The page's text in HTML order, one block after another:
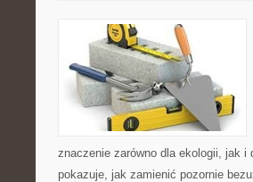
znaczenie zarówno dla ekologii, jak i
pokazuje, jak zamienić pozornie